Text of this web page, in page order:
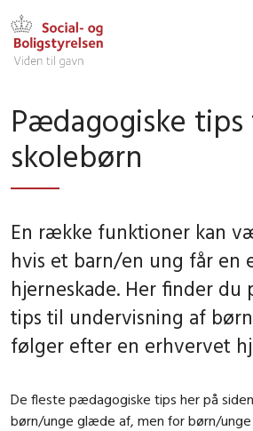
Pædagogiske tips
skolebørn
En række funktioner kan
hvis et barn/en ung får en
hjerneskade. Her finder du
tips til undervisning af
følger efter en erhvervet
De fleste pædagogiske tips her på
børn/unge glæde af, men for børn/